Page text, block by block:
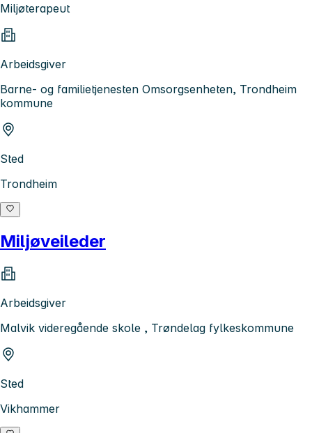
Miljøterapeut
Arbeidsgiver
Barne- og familietjenesten Omsorgsenheten, Trondheim
kommune
Sted
Trondheim
Miljøveileder
Arbeidsgiver
Malvik videregående skole , Trøndelag fylkeskommune
Sted
Vikhammer